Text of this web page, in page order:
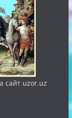
сайт uzor.uz